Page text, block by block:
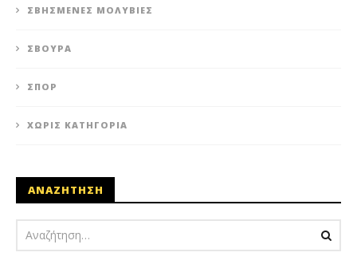
ΣΒΗΣΜΈΝΕΣ ΜΟΛΥΒΙΈΣ
ΣΒΟΎΡΑ
ΣΠΟΡ
ΧΩΡΊΣ ΚΑΤΗΓΟΡΊΑ
ΑΝΑΖΗΤΗΣΗ